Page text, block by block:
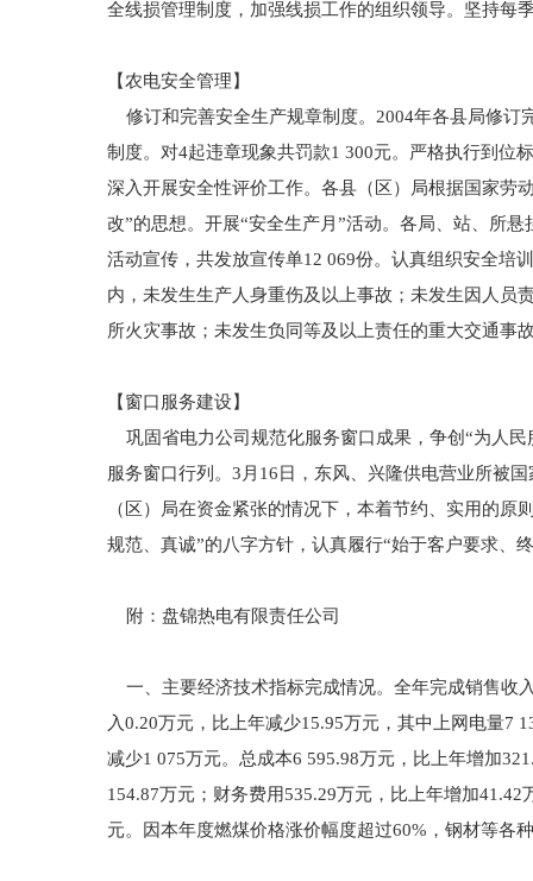
全线损管理制度，加强线损工作的组织领导。坚持每
【农电安全管理】
修订和完善安全生产规章制度。2004年各县局修订
制度。对4起违章现象共罚款1 300元。严格执行到位
深入开展安全性评价工作。各县（区）局根据国家劳
改”的思想。开展“安全生产月”活动。各局、站、所
活动宣传，共发放宣传单12 069份。认真组织安全培
内，未发生生产人身重伤及以上事故；未发生因人员
所火灾事故；未发生负同等及以上责任的重大交通事
【窗口服务建设】
巩固省电力公司规范化服务窗口成果，争创“为人
服务窗口行列。3月16日，东风、兴隆供电营业所被
（区）局在资金紧张的情况下，本着节约、实用的
规范、真诚”的八字方针，认真履行“始于客户要求、
附：盘锦热电有限责任公司
一、主要经济技术指标完成情况。全年完成销售收
入0.20万元，比上年减少15.95万元，其中上网电量7
减少1 075万元。总成本6 595.98万元，比上年增加
154.87万元；财务费用535.29万元，比上年增加
元。因本年度燃煤价格涨价幅度超过60%，钢材等各